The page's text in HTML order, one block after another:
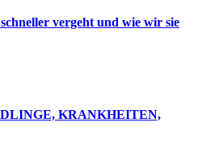
vergeht und wie wir sie
KRANKHEITEN,